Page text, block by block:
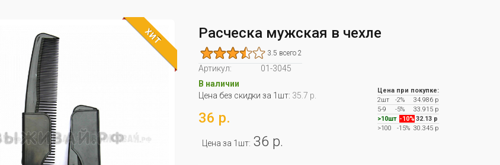
ХИТ Расческа мужская в чехле
3.5 всего 2
Артикул:
01-3045
В наличии
Цена без скидки за 1шт: 35.7 р.
36 р.
Цена за 1шт: 36 р.
Цена при покупке:
2шт
-2%
34.986 р
5-9
-5%
33.915 р
>10шт -10% 32.13 р
>100
-15%30.345 р